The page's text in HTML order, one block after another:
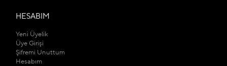
HESABIM
Yeni Üyelik
Üye Girişi
Şifremi Unuttum
Hesabım